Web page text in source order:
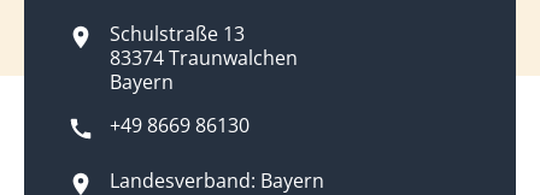
Schulstraße 13
83374 Traunwalchen
Bayern
+49 8669 86130
Landesverband: Bayern